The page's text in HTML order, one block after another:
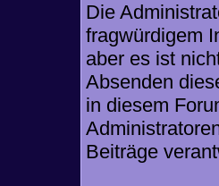
Die
fragwürdigem
aber es ist
Absenden
in diesem
Beiträge